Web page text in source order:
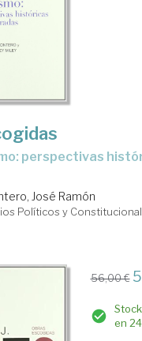
José Ramón
Políticos y
56,00 €
en